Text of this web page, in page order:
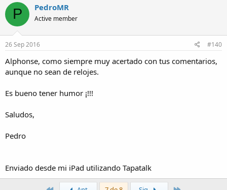
P PedroMR
Active member
26 Sep 2016 #140
Alphonse, como siempre muy acertado con tus comentarios,
aunque no sean de relojes.
Es bueno tener humor ¡!!!
Saludos,
Pedro
Enviado desde mi iPad utilizando Tapatalk